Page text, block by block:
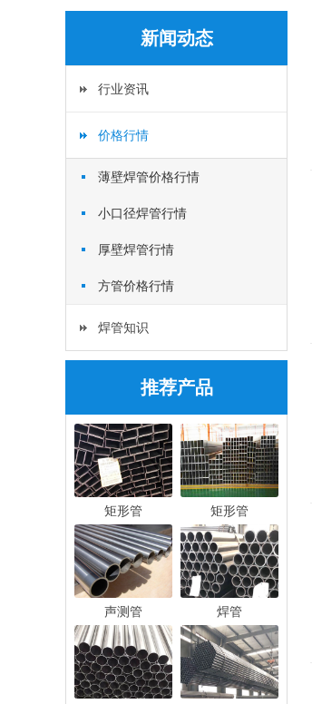
新闻动态
行业资讯
价格行情
薄壁焊管价格行情
小口径焊管行情
厚壁焊管行情
方管价格行情
焊管知识
推荐产品
矩形管 矩形管
声测管 焊管